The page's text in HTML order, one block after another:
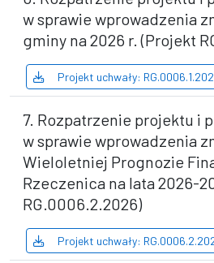
w sprawie wprowadzenia
gminy na 2026 r. (Projekt
Projekt uchwały:
7. Rozpatrzenie projektu i
w sprawie wprowadzenia
Wieloletniej Prognozie
Rzeczenica na lata 2026-
RG.0006.2.2026)
Projekt uchwały: